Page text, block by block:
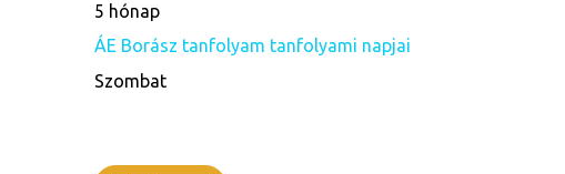
5 hónap
ÁE Borász tanfolyam tanfolyami napjai
Szombat